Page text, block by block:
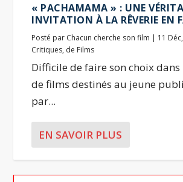
« PACHAMAMA » : UNE
INVITATION À LA RÊVERIE EN
Posté par Chacun cherche son film | 11
Critiques, de Films
Difficile de faire son choix
de films destinés au jeune
par...
EN SAVOIR PLUS